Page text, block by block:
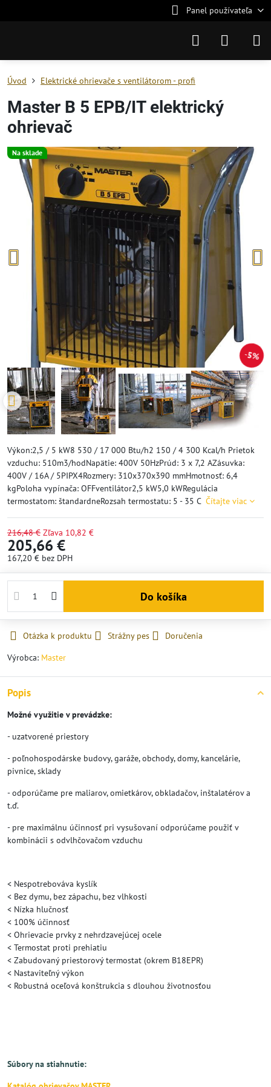
Panel používateľa
Na sklade
5%
Úvod Elektrické ohrievače s ventilátorom - profi
Master B 5 EPB/IT elektrický
ohrievač
Výkon:2,5 / 5 kW8 530 / 17 000 Btu/h2 150 / 4 300 Kcal/h Prietok
vzduchu: 510m3/hodNapätie: 400V 50HzPrúd: 3 x 7,2 AZásuvka:
400V / 16A / 5PIPX4Rozmery: 310x370x390 mmHmotnosť: 6,4
kgPoloha vypínača: OFFventilátor2,5 kW5,0 kWRegulácia
termostatom: štandardneRozsah termostatu: 5 - 35 C Čítajte viac
216,48 € Zľava 10,82 €
205,66 €
167,20 € bez DPH
Do košíka
Otázka k produktu Strážny pes
Doručenia
Výrobca: Master
Popis
Možné využitie v prevádzke:
- uzatvorené priestory
- poľnohospodárske budovy, garáže, obchody, domy, kancelárie,
pivnice, sklady
- odporúčame pre maliarov, omietkárov, obkladačov, inštalatérov a
t.ď.
- pre maximálnu účinnosť pri vysušovaní odporúčame použiť v
kombinácii s odvlhčovačom vzduchu
< Nespotrebováva kyslík
< Bez dymu, bez zápachu, bez vlhkosti
< Nízka hlučnosť
< 100% účinnosť
< Ohrievacie prvky z nehrdzavejúcej ocele
< Termostat proti prehiatiu
< Zabudovaný priestorový termostat (okrem B18EPR)
< Nastaviteľný výkon
< Robustná oceľová konštrukcia s dlouhou životnosťou
Súbory na stiahnutie: